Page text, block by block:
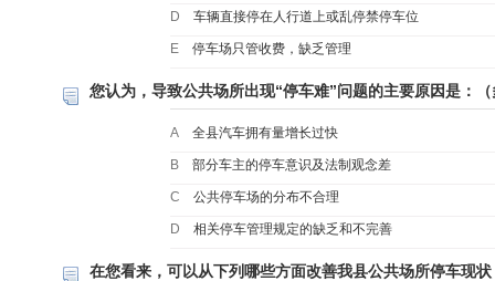
D 车辆直接停在人行道上或乱停禁停车位
E 停车场只管收费，缺乏管理
您认为，导致公共场所出现“停车难”问题的主要原因是：
A 全县汽车拥有量增长过快
B 部分车主的停车意识及法制观念差
C 公共停车场的分布不合理
D 相关停车管理规定的缺乏和不完善
在您看来，可以从下列哪些方面改善我县公共场所停车现